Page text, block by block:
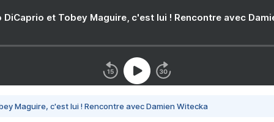
DiCaprio et Tobey Maguire, c'est lui ! Rencontre avec
Maguire, c'est lui ! Rencontre avec Damien Witecka